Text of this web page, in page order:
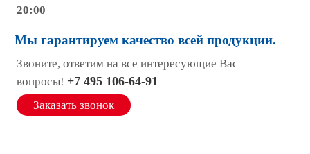
20:00
Мы гарантируем качество всей продукции.
Звоните, ответим на все интересующие Вас
вопросы! +7 495 106-64-91
Заказать звонок